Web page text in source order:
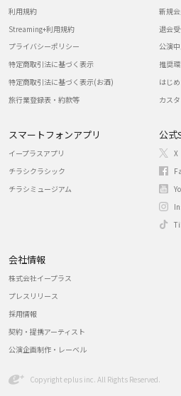
利用規約
Streaming+利用規約
プライバシーポリシー
特定商取引法に基づく表示
特定商取引法に基づく表示(お酒)
旅行業登録表・約款等
新規
退会
公演
推奨
はじ
カス
スマートフォンアプリ
イープラスアプリ
チラシクラシック
チラシミュージアム
公式
X
会社情報
株式会社イープラス
プレスリリース
採用情報
契約・提携アーティスト
公演企画制作・レーベル
Copyright eplus inc. All Rights Reserved.